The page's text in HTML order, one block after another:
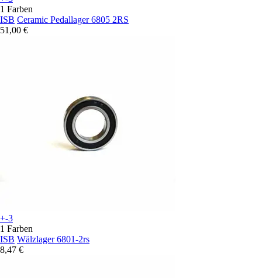
1 Farben
ISB Ceramic Pedallager 6805 2RS
51,00 €
+-3
1 Farben
ISB Wälzlager 6801-2rs
8,47 €